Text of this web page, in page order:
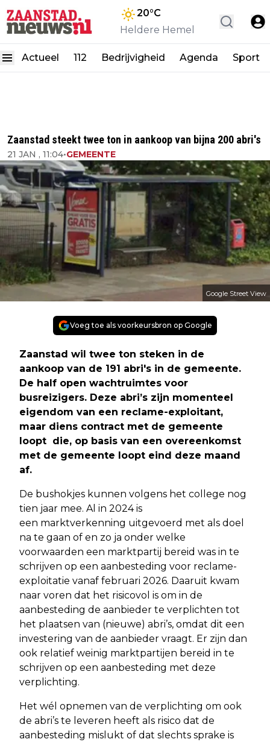
20°C
Heldere Hemel
Actueel 112 Bedrijvigheid Agenda Sport
Zaanstad steekt twee ton in aankoop van bijna 200 abri's
21 JAN , 11:04•GEMEENTE
Google Street View
Voeg toe als voorkeursbron op Google
Zaanstad wil twee ton steken in de
aankoop van de 191 abri's in de gemeente.
De half open wachtruimtes voor
busreizigers. Deze abri’s zijn momenteel
eigendom van een reclame-exploitant,
maar diens contract met de gemeente
loopt die, op basis van een overeenkomst
met de gemeente loopt eind deze maand
af.
De bushokjes kunnen volgens het college nog
tien jaar mee. Al in 2024 is
een marktverkenning uitgevoerd met als doel
na te gaan of en zo ja onder welke
voorwaarden een marktpartij bereid was in te
schrijven op een aanbesteding voor reclame-
exploitatie vanaf februari 2026. Daaruit kwam
naar voren dat het risicovol is om in de
aanbesteding de aanbieder te verplichten tot
het plaatsen van (nieuwe) abri’s, omdat dit een
investering van de aanbieder vraagt. Er zijn dan
ook relatief weinig marktpartijen bereid in te
schrijven op een aanbesteding met deze
verplichting.
Het wél opnemen van de verplichting om ook
de abri’s te leveren heeft als risico dat de
aanbesteding mislukt of dat slechts sprake is